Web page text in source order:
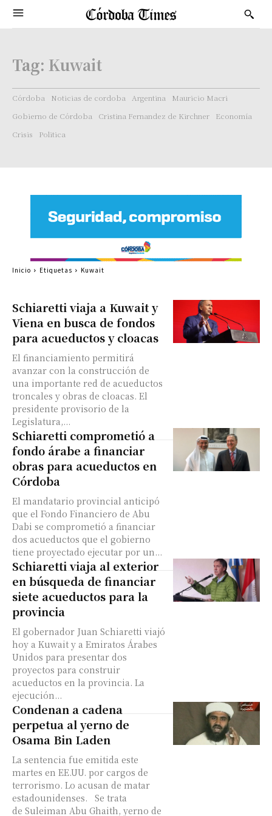
Tag: Kuwait
Córdoba Noticias de cordoba Argentina
Mauricio Macri
Gobierno de Córdoba
Cristina Fernandez de Kirchner
Economía
Crisis
Politica
Schiaretti viaja a Kuwait y
Viena en busca de fondos
para acueductos y cloacas
El financiamiento permitirá
avanzar con la construcción de
una importante red de acueductos
troncales y obras de cloacas. El
presidente provisorio de la
Legislatura,...
Schiaretti comprometió a
fondo árabe a financiar
obras para acueductos en
Córdoba
El mandatario provincial anticipó
que el Fondo Financiero de Abu
Dabi se comprometió a financiar
dos acueductos que el gobierno
tiene proyectado ejecutar por un...
Schiaretti viaja al exterior
en búsqueda de financiar
siete acueductos para la
provincia
El gobernador Juan Schiaretti viajó
hoy a Kuwait y a Emiratos Árabes
Unidos para presentar dos
proyectos para construir
acueductos en la provincia. La
ejecución...
Condenan a cadena
perpetua al yerno de
Osama Bin Laden
La sentencia fue emitida este
martes en EE.UU. por cargos de
terrorismo. Lo acusan de matar
estadounidenses. Se trata
de Suleiman Abu Ghaith, yerno de
Inicio Etiquetas Kuwait